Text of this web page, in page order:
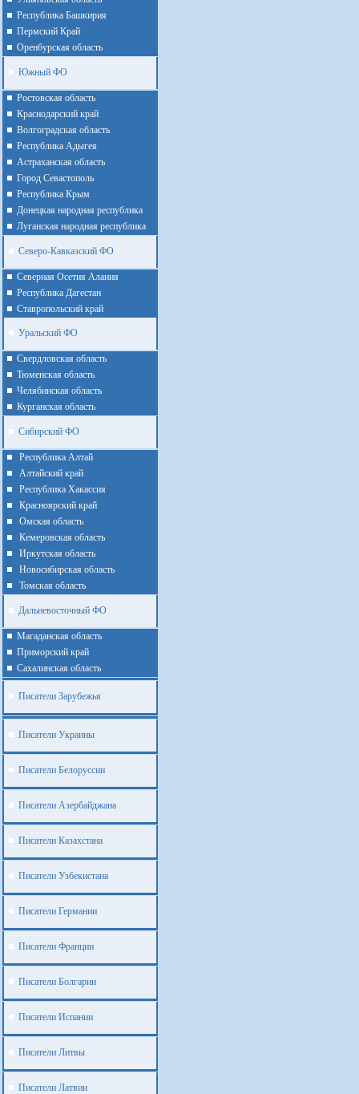
Республика Башкирия
Пермский Край
Оренбурская область
Южный ФО
Ростовская область
Краснодарский край
Волгоградская область
Республика Адыгея
Астраханская область
Город Севастополь
Республика Крым
Донецкая народная республика
Луганская народная республика
Северо-Кавказский ФО
Северная Осетия Алания
Республика Дагестан
Ставропольский край
Уральский ФО
Cвердловская область
Тюменская область
Челябинская область
Курганская область
Сибирский ФО
Республика Алтай
Алтайcкий край
Республика Хакассия
Красноярский край
Омская область
Кемеровская область
Иркутская область
Новосибирская область
Томская область
Дальневосточный ФО
Магаданская область
Приморский край
Cахалинская область
Писатели Зарубежья
Писатели Украины
Писатели Белоруссии
Писатели Азербайджана
Писатели Казахстана
Писатели Узбекистана
Писатели Германии
Писатели Франции
Писатели Болгарии
Писатели Испании
Писатели Литвы
Писатели Латвии